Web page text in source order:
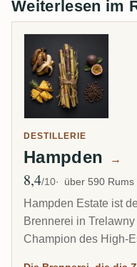
Weiterlesen im
DESTILLERIE
Hampden →
Ø Bewertung
8,4/10 über 590 Rums
Hampden Estate ist
Brennerei in
Champion des High-